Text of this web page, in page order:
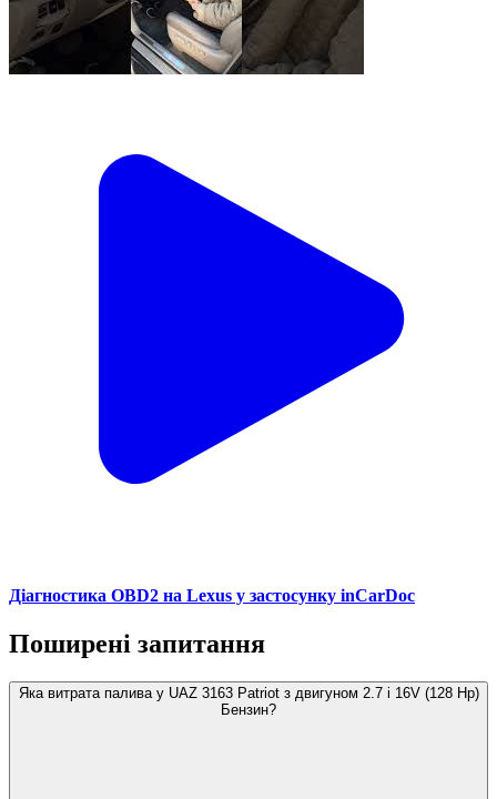
Діагностика OBD2 на Lexus у застосунку inCarDoc
Поширені запитання
Яка витрата палива у UAZ 3163 Patriot з двигуном 2.7 i 16V (128 Hp)
Бензин?